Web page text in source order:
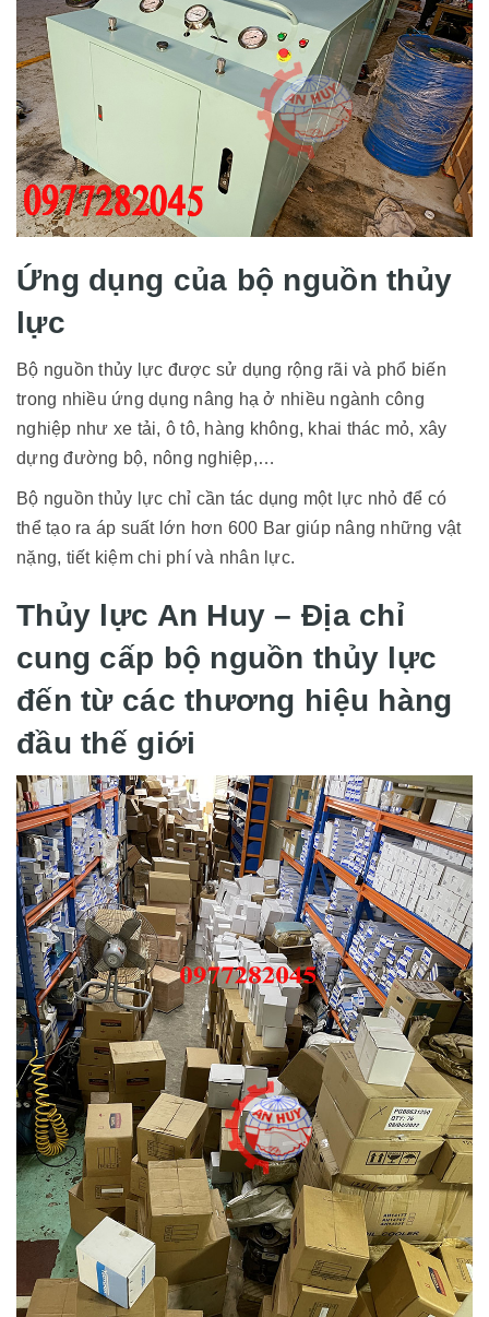
Ứng dụng của bộ nguồn thủy
lực
Bộ nguồn thủy lực được sử dụng rộng rãi và phổ biến
trong nhiều ứng dụng nâng hạ ở nhiều ngành công
nghiệp như xe tải, ô tô, hàng không, khai thác mỏ, xây
dựng đường bộ, nông nghiệp,…
Bộ nguồn thủy lực chỉ cần tác dụng một lực nhỏ để có
thể tạo ra áp suất lớn hơn 600 Bar giúp nâng những vật
nặng, tiết kiệm chi phí và nhân lực.
Thủy lực An Huy – Địa chỉ
cung cấp bộ nguồn thủy lực
đến từ các thương hiệu hàng
đầu thế giới